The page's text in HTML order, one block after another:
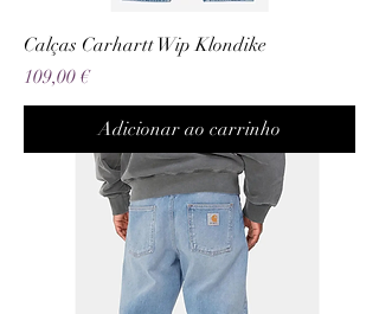
Calças Carhartt Wip Klondike
Preço
109,00 €
Adicionar ao carrinho